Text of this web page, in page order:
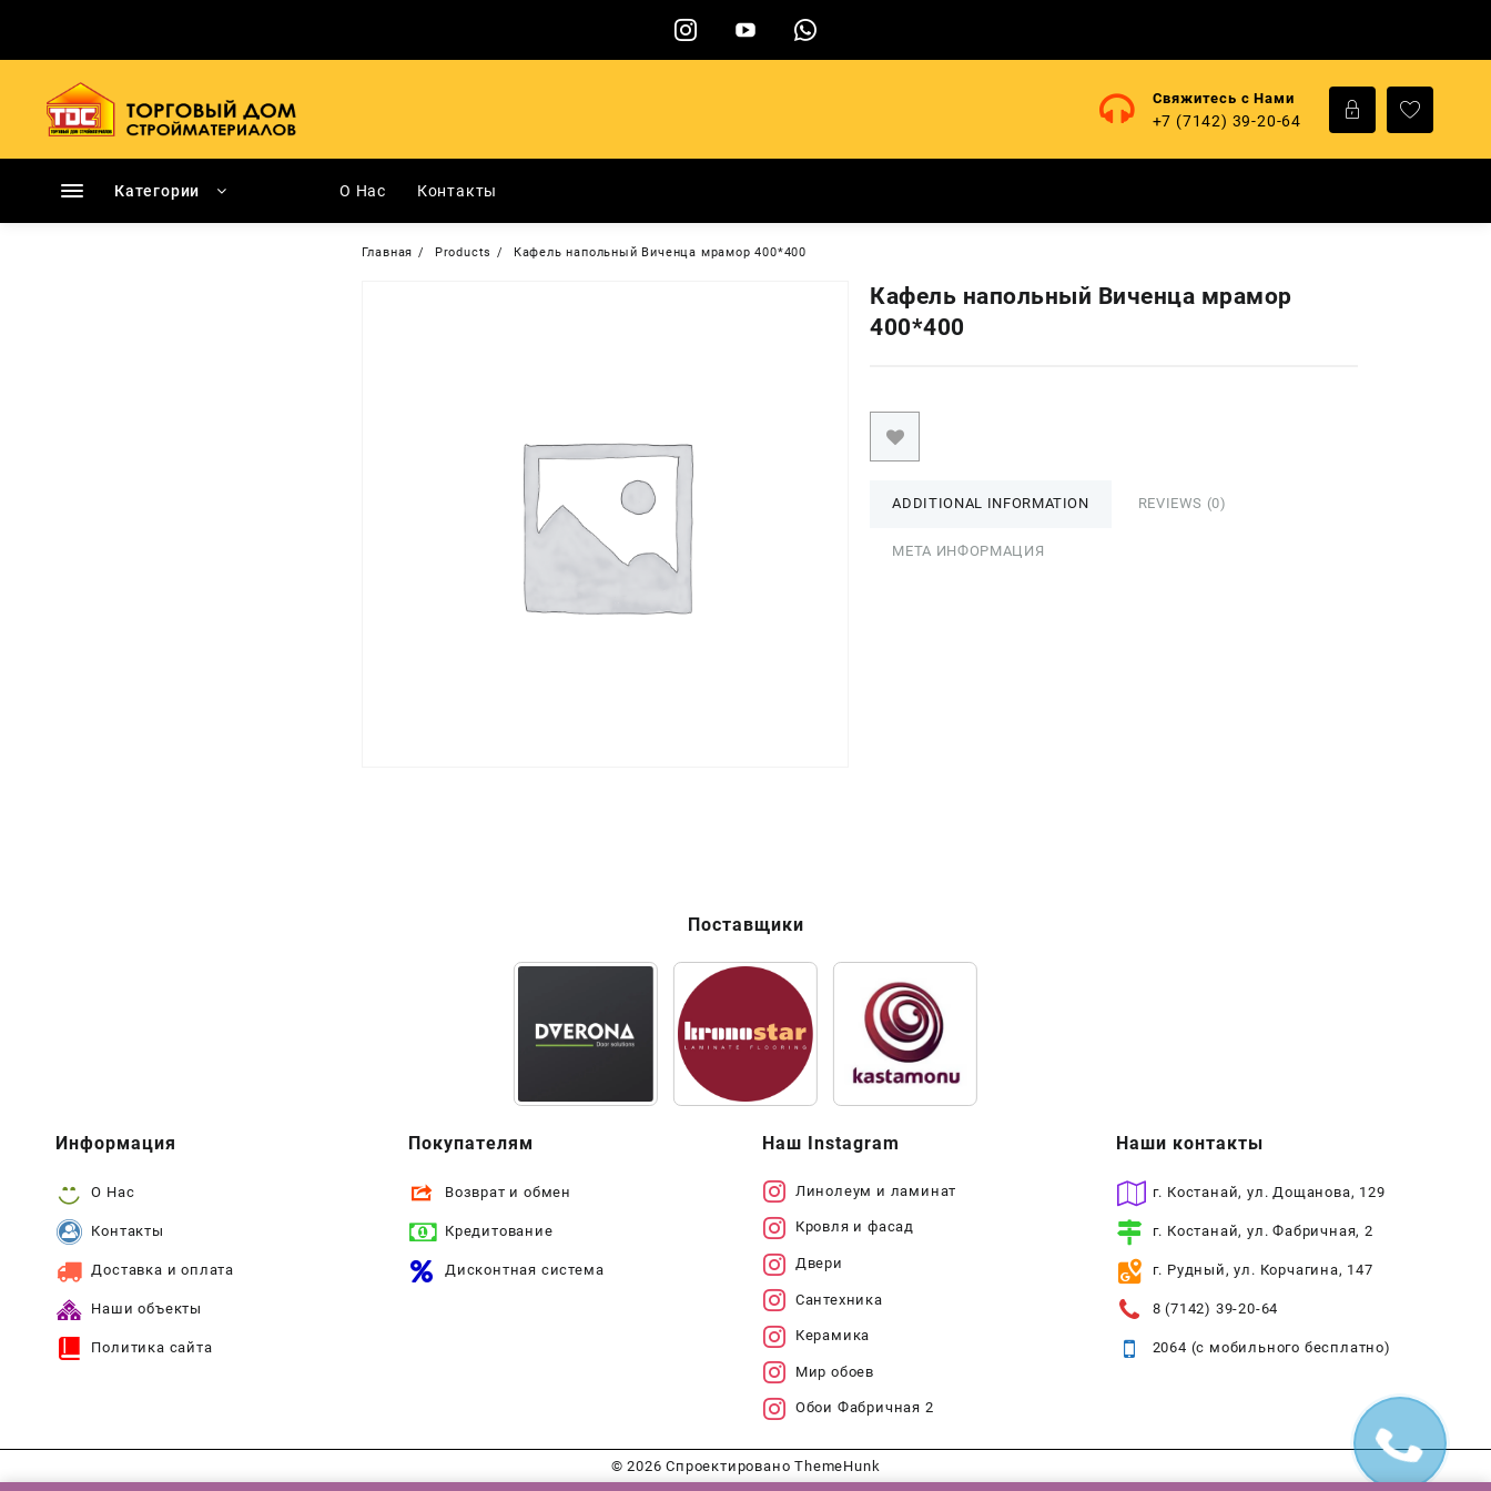
содержимому
Свяжитесь с Нами
+7 (7142) 39-20-64
Категории О Нас Контакты
Главная Products Кафель напольный Виченца мрамор 400*400
Кафель напольный Виченца мрамор
400*400
ADDITIONAL INFORMATION REVIEWS (0)
МЕТА ИНФОРМАЦИЯ
Поставщики
Информация
О Нас
Контакты
Доставка и оплата
Наши объекты
Политика сайта
Покупателям
Возврат и обмен
Кредитование
Дисконтная система
Наш Instagram
Линолеум и ламинат
Кровля и фасад
Двери
Сантехника
Керамика
Мир обоев
Обои Фабричная 2
Наши контакты
г. Костанай, ул. Дощанова, 129
г. Костанай, ул. Фабричная, 2
г. Рудный, ул. Корчагина, 147
8 (7142) 39-20-64
2064 (с мобильного бесплатно)
© 2026Спроектировано ThemeHunk